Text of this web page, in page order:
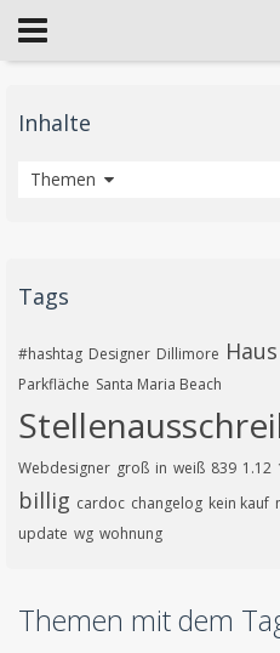
Inhalte
Artikel
Themen
Tags
#hashtag Designer Dillimore Haus
Parkfläche Santa Maria Beach
Webdesigner groß in weiß 839 1.12
billig cardoc changelog kein kauf
update wg wohnung
Themen mit dem